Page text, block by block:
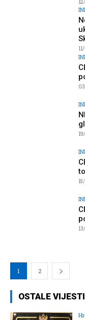
1 2
OSTALE VIJESTI